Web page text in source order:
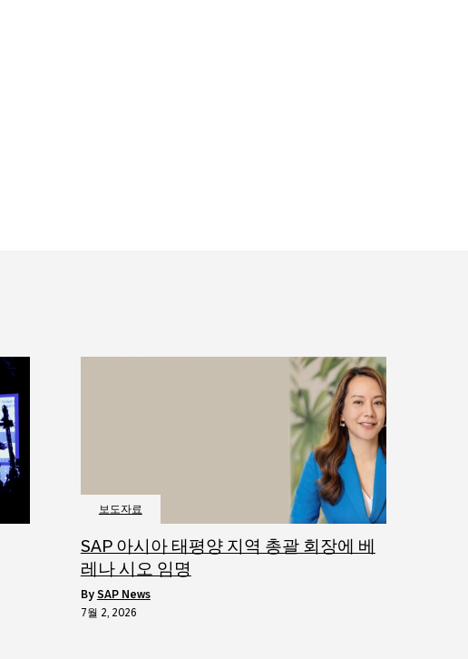
보도자료
SAP 아시아 태평양 지역 총괄 회장에 베
레나 시오 임명
by SAP News
7월 2, 2026